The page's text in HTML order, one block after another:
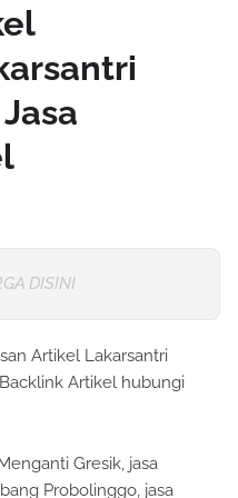
DISINI
Artikel Lakarsantri
Artikel hubungi
Gresik, jasa
Probolinggo, jasa